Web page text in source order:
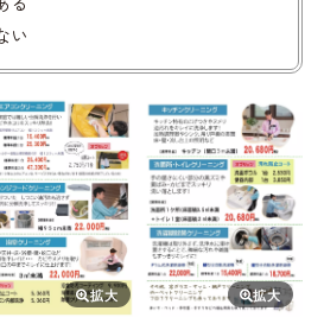
い